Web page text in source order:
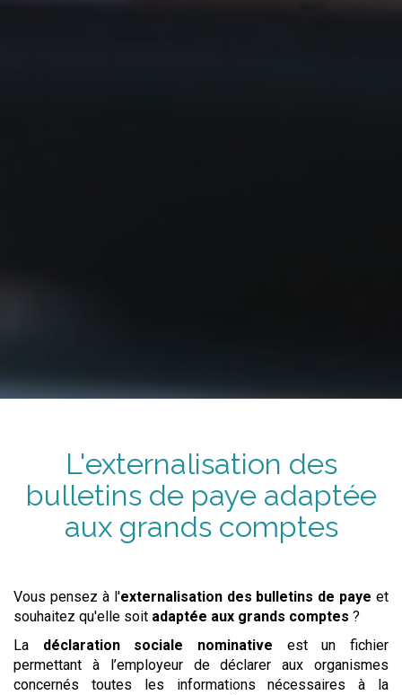
L'externalisation des
bulletins de paye adaptée
aux grands comptes
Vous pensez à l'externalisation des bulletins de paye et
souhaitez qu'elle soit adaptée aux grands comptes ?
La déclaration sociale nominative est un fichier
permettant à l’employeur de déclarer aux organismes
concernés toutes les informations nécessaires à la